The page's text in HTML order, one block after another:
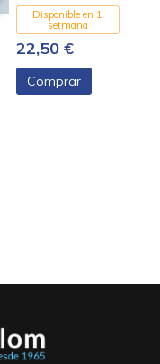
Disponible en 1
setmana
22,50 €
Comprar